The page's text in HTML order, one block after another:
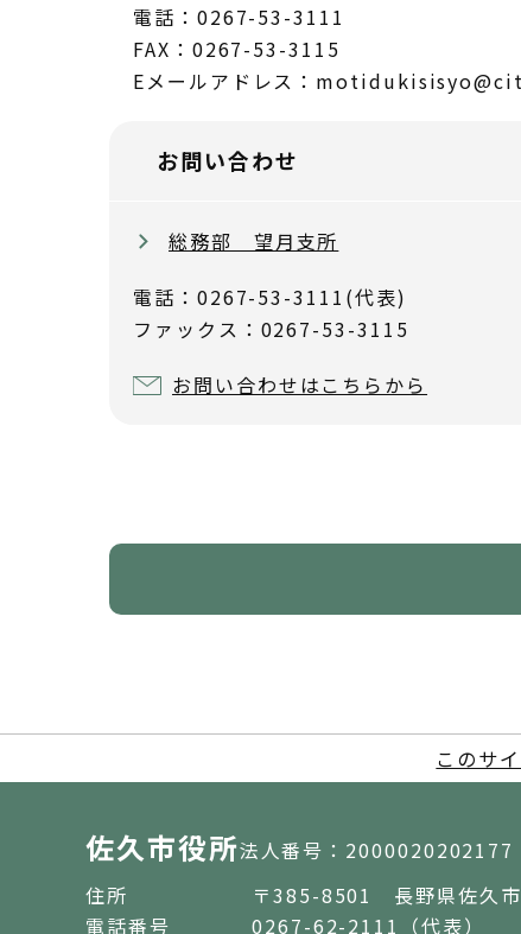
電話：0267-53-3111
FAX：0267-53-3115
Eメールアドレス：
お問い合わせ
総務部 望月支所
電話：0267-53-3111(代表)
ファックス：0267-53-3115
お問い合わせはこちらから
このサ
佐久市役所法人番号：2000020202177
住所
〒385-8501 長野県佐久
電話番号
0267-62-2111（代表）